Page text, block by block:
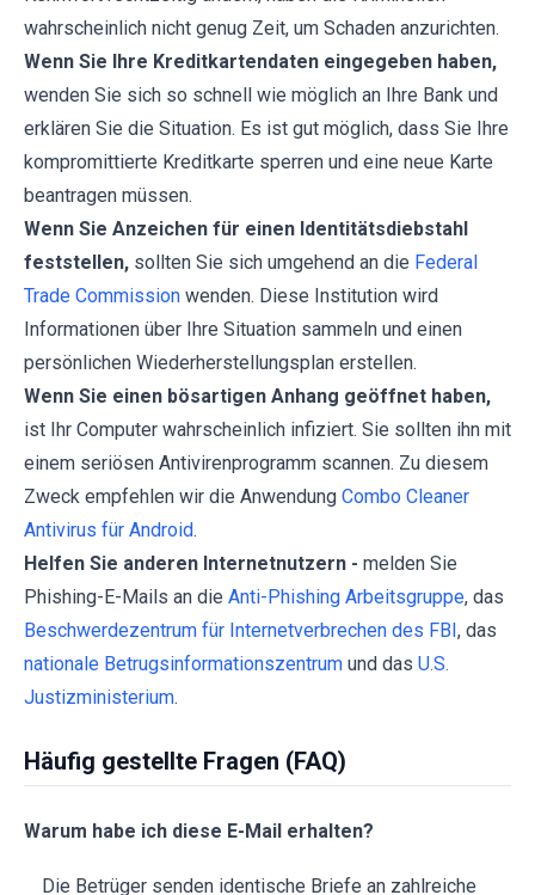
wahrscheinlich nicht genug Zeit, um Schaden anzurichten.
Wenn Sie Ihre Kreditkartendaten eingegeben haben,
wenden Sie sich so schnell wie möglich an Ihre Bank und
erklären Sie die Situation. Es ist gut möglich, dass Sie Ihre
kompromittierte Kreditkarte sperren und eine neue Karte
beantragen müssen.
Wenn Sie Anzeichen für einen Identitätsdiebstahl
feststellen, sollten Sie sich umgehend an die Federal
Trade Commission wenden. Diese Institution wird
Informationen über Ihre Situation sammeln und einen
persönlichen Wiederherstellungsplan erstellen.
Wenn Sie einen bösartigen Anhang geöffnet haben,
ist Ihr Computer wahrscheinlich infiziert. Sie sollten ihn mit
einem seriösen Antivirenprogramm scannen. Zu diesem
Zweck empfehlen wir die Anwendung Combo Cleaner
Antivirus für Android.
Helfen Sie anderen Internetnutzern - melden Sie
Phishing-E-Mails an die Anti-Phishing Arbeitsgruppe, das
Beschwerdezentrum für Internetverbrechen des FBI, das
nationale Betrugsinformationszentrum und das U.S.
Justizministerium.
Häufig gestellte Fragen (FAQ)
Warum habe ich diese E-Mail erhalten?
Die Betrüger senden identische Briefe an zahlreiche